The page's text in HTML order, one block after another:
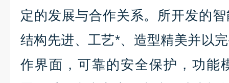
定的发展与合作关系。所开发的
结构先进、工艺*、造型精美并以
作界面，可靠的安全保护，功能